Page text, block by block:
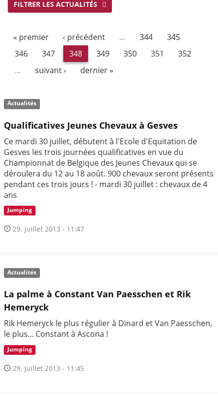
FILTRER LES ACTUALITÉS
« premier ‹ précédent … 344
345
346
347 348 349 350 351
352
…
suivant › dernier »
Actualités
Qualificatives Jeunes Chevaux à Gesves
Ce mardi 30 juillet, débutent à l'Ecole d'Equitation de
Gesves les trois journées qualificatives en vue du
Championnat de Belgique des Jeunes Chevaux qui se
déroulera du 12 au 18 août. 900 chevaux seront présents
pendant ces trois jours ! - mardi 30 juillet : chevaux de 4
ans
Jumping
29. juillet 2013 - 11:47
Actualités
La palme à Constant Van Paesschen et Rik
Hemeryck
Rik Hemeryck le plus régulier à Dinard et Van Paesschen,
le plus... Constant à Ascona !
Jumping
29. juillet 2013 - 11:45